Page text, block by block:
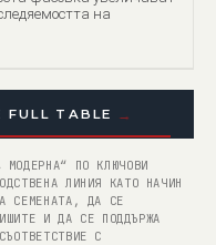
на
FULL TABLE →
МОДЕРНА“ ПО КЛЮЧОВИ
ЛИНИЯ КАТО НАЧИН
СЕМЕНАТА, ДА СЕ
И ДА СЕ ПОДДЪРЖА
С